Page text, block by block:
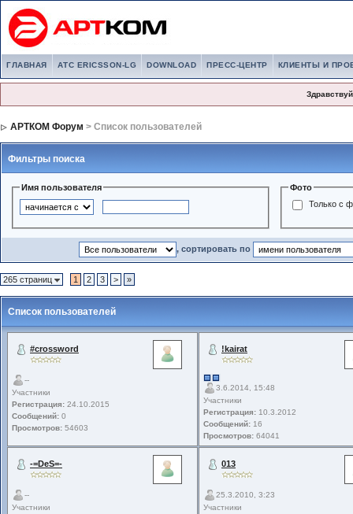
ГЛАВНАЯ АТС ERICSSON-LG DOWNLOAD ПРЕСС-ЦЕНТР КЛИЕНТЫ И
АРТКОМ Форум > Список пользователей
Фильтры поиска
Имя пользователя
Фото
Только с
, сортировать по
265 страниц 1 2 3 > »
Список пользователей
#crossword
--
Участники
Регистрация: 24.10.2015
Сообщений: 0
Просмотров: 54603
!kairat
3.6.2014, 15:48
Участники
Регистрация: 10.3.2012
Сообщений: 16
Просмотров: 64041
-=DeS=-
--
Участники
013
25.3.2010, 3:23
Участники